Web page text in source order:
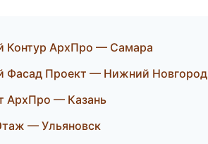
Контур АрхПро — Самара
Фасад Проект — Нижний Новгород
АрхПро — Казань
— Ульяновск